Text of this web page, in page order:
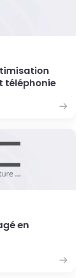
téléphonie
en